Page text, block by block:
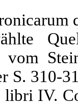
S. 310-
libri IV.